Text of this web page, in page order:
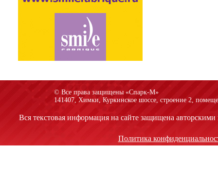
© Все права защищены «Спарк-M»
141407, Химки, Куркинское шоссе, строение 2,
Вся текстовая информация на сайте защищена
Политика